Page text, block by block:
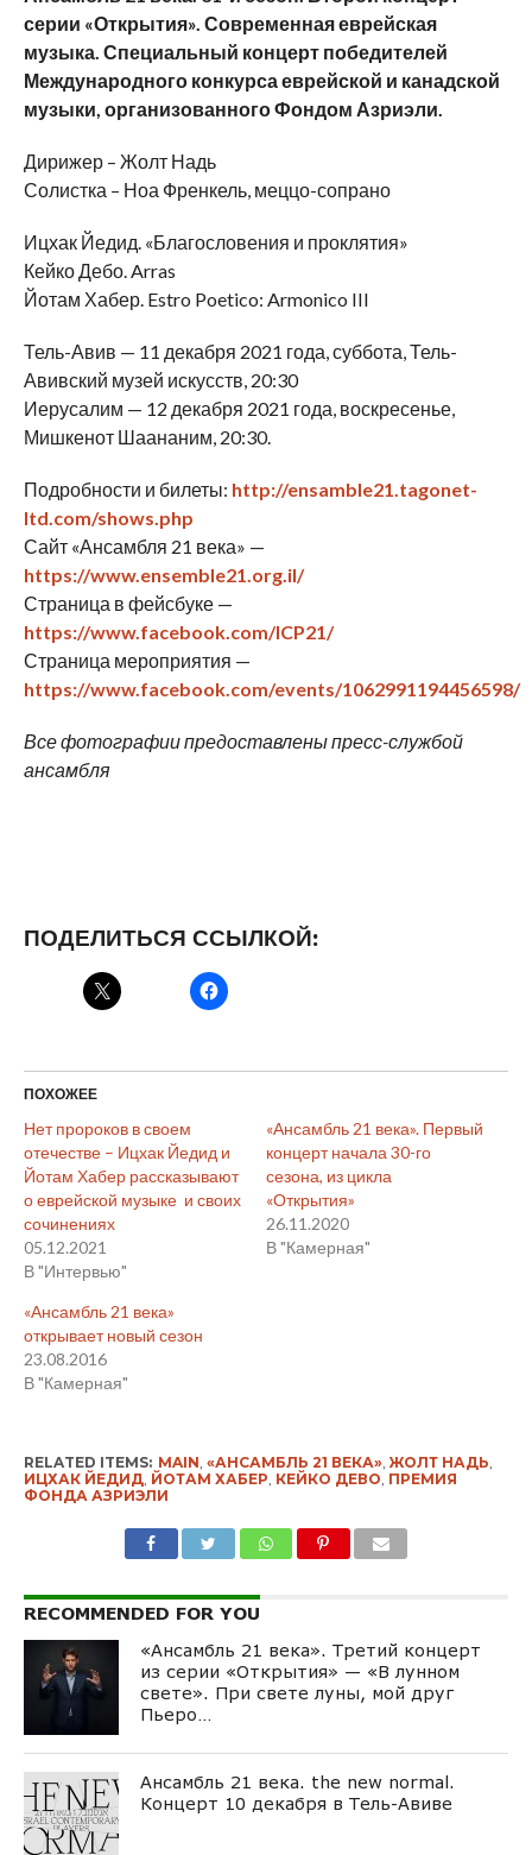
серии «Открытия». Современная еврейская
музыка. Специальный концерт победителей
Международного конкурса еврейской и канадской
музыки, организованного Фондом Азриэли.
Дирижер – Жолт Надь
Солистка – Ноа Френкель, меццо-сопрано
Ицхак Йедид. «Благословения и проклятия»
Кейко Дебо. Arras
Йотам Хабер. Estro Poetico: Armonico III
Тель-Авив — 11 декабря 2021 года, суббота, Тель-
Авивский музей искусств, 20:30
Иерусалим — 12 декабря 2021 года, воскресенье,
Мишкенот Шаананим, 20:30.
Подробности и билеты: http://ensamble21.tagonet-
ltd.com/shows.php
Сайт «Ансамбля 21 века» —
https://www.ensemble21.org.il/
Страница в фейсбуке —
https://www.facebook.com/ICP21/
Страница мероприятия —
https://www.facebook.com/events/1062991194456598/
Все фотографии предоставлены пресс-службой
ансамбля
ПОДЕЛИТЬСЯ ССЫЛКОЙ:
ПОХОЖЕЕ
Нет пророков в своем
отечестве – Ицхак Йедид и
Йотам Хабер рассказывают
о еврейской музыке и своих
сочинениях
05.12.2021
В "Интервью"
«Ансамбль 21 века». Первый
концерт начала 30-го
сезона, из цикла
«Открытия»
26.11.2020
В "Камерная"
«Ансамбль 21 века»
открывает новый сезон
23.08.2016
В "Камерная"
RELATED ITEMS: MAIN «АНСАМБЛЬ 21 ВЕКА», ЖОЛТ НАДЬ
ИЦХАК ЙЕДИД, ЙОТАМ ХАБЕР КЕЙКО ДЕВО ПРЕМИЯ
ФОНДА АЗРИЭЛИ
RECOMMENDED FOR YOU
«Ансамбль 21 века». Третий концерт
из серии «Открытия» — «В лунном
свете». При свете луны, мой друг
Пьеро…
Ансамбль 21 века. the new normal.
Концерт 10 декабря в Тель-Авиве